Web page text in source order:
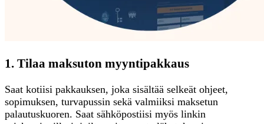
1. Tilaa maksuton myyntipakkaus
Saat kotiisi pakkauksen, joka sisältää selkeät ohjeet,
sopimuksen, turvapussin sekä valmiiksi maksetun
palautuskuoren. Saat sähköpostiisi myös linkin